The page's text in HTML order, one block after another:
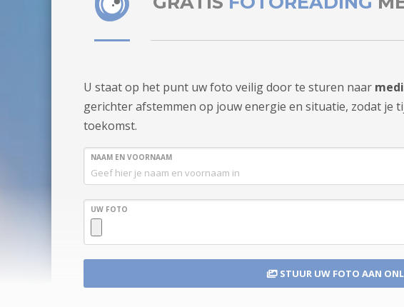
U staat op het punt uw foto veilig door te sturen naar
gerichter afstemmen op jouw energie en situatie, zodat je
toekomst.
NAAM EN VOORNAAM
UW FOTO
STUUR UW FOTO AAN